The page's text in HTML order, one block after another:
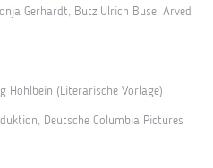
Gerhardt, Butz Ulrich Buse, Arved
Hohlbein (Literarische Vorlage)
, Deutsche Columbia Pictures